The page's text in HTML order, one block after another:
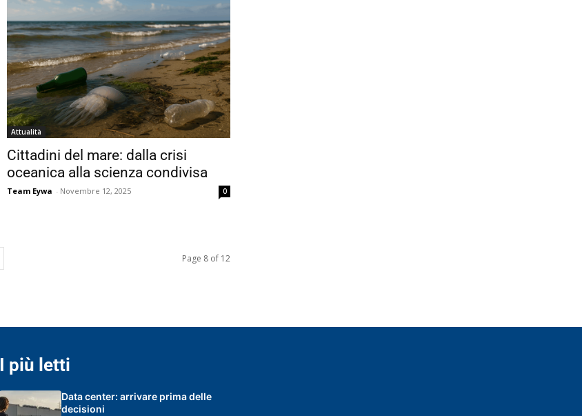
Attualità
Cittadini del mare: dalla crisi
oceanica alla scienza condivisa
Team Eywa - Novembre 12, 2025 0
Page 8 of 12
I più letti
Data center: arrivare prima delle
decisioni